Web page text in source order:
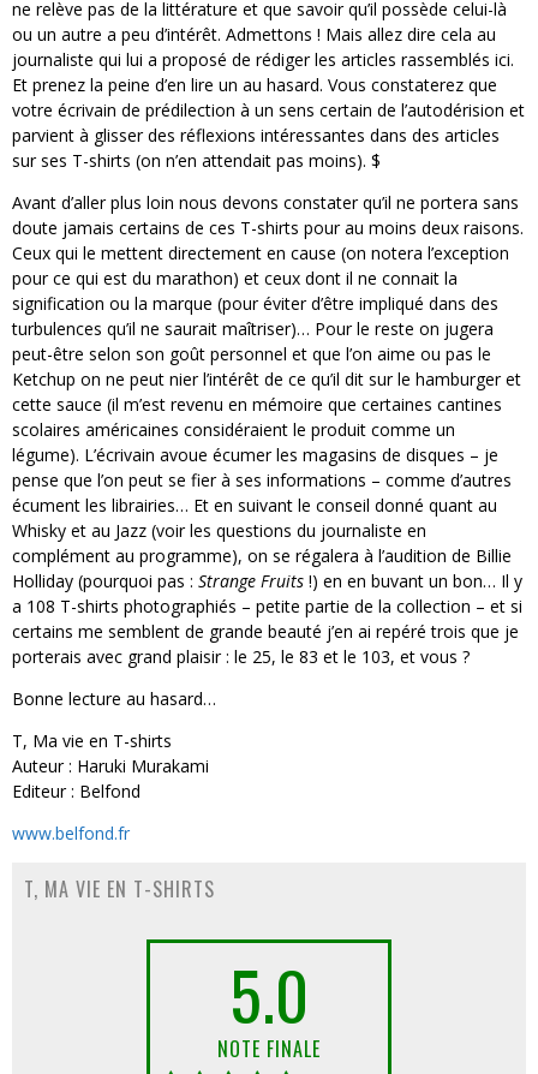
ne relève pas de la littérature et que savoir qu’il possède celui-là
ou un autre a peu d’intérêt. Admettons ! Mais allez dire cela au
journaliste qui lui a proposé de rédiger les articles rassemblés ici.
Et prenez la peine d’en lire un au hasard. Vous constaterez que
votre écrivain de prédilection à un sens certain de l’autodérision et
parvient à glisser des réflexions intéressantes dans des articles
sur ses T-shirts (on n’en attendait pas moins). $
Avant d’aller plus loin nous devons constater qu’il ne portera sans
doute jamais certains de ces T-shirts pour au moins deux raisons.
Ceux qui le mettent directement en cause (on notera l’exception
pour ce qui est du marathon) et ceux dont il ne connait la
signification ou la marque (pour éviter d’être impliqué dans des
turbulences qu’il ne saurait maîtriser)… Pour le reste on jugera
peut-être selon son goût personnel et que l’on aime ou pas le
Ketchup on ne peut nier l’intérêt de ce qu’il dit sur le hamburger et
cette sauce (il m’est revenu en mémoire que certaines cantines
scolaires américaines considéraient le produit comme un
légume). L’écrivain avoue écumer les magasins de disques – je
pense que l’on peut se fier à ses informations – comme d’autres
écument les librairies… Et en suivant le conseil donné quant au
Whisky et au Jazz (voir les questions du journaliste en
complément au programme), on se régalera à l’audition de Billie
Holliday (pourquoi pas : Strange Fruits !) en en buvant un bon… Il y
a 108 T-shirts photographiés – petite partie de la collection – et si
certains me semblent de grande beauté j’en ai repéré trois que je
porterais avec grand plaisir : le 25, le 83 et le 103, et vous ?
Bonne lecture au hasard…
T, Ma vie en T-shirts
Auteur : Haruki Murakami
Editeur : Belfond
www.belfond.fr
T, MA VIE EN T-SHIRTS
5.0
NOTE FINALE